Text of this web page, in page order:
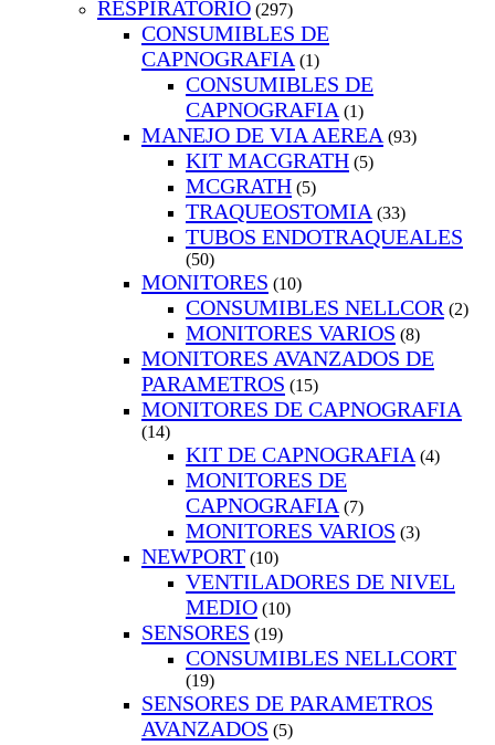
RESPIRATORIO (297)
CONSUMIBLES DE
CAPNOGRAFIA (1)
CONSUMIBLES DE
CAPNOGRAFIA (1)
MANEJO DE VIA AEREA (93)
KIT MACGRATH (5)
MCGRATH (5)
TRAQUEOSTOMIA (33)
TUBOS ENDOTRAQUEALES
(50)
MONITORES (10)
CONSUMIBLES NELLCOR (2)
MONITORES VARIOS (8)
MONITORES AVANZADOS DE
PARAMETROS (15)
MONITORES DE CAPNOGRAFIA
(14)
KIT DE CAPNOGRAFIA (4)
MONITORES DE
CAPNOGRAFIA (7)
MONITORES VARIOS (3)
NEWPORT (10)
VENTILADORES DE NIVEL
MEDIO (10)
SENSORES (19)
CONSUMIBLES NELLCORT
(19)
SENSORES DE PARAMETROS
AVANZADOS (5)